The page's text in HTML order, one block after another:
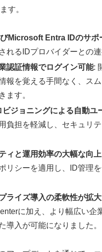
す。
Microsoft Entra IDのサポ
れるIDプロバイダーとの連
認証情報でログイン可能:
報を覚える手間なく、ス
ます。
ビジョニングによる自動ユ
負担を軽減し、セキュリ
ィと運用効率の大幅な向上
リシーを適用し、ID管理
ライズ導入の柔軟性が拡大
に加え、より幅広い企
導入が可能になりました。